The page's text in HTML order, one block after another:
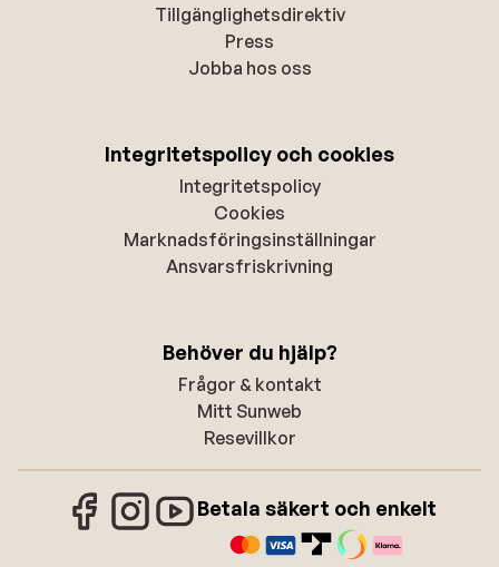
Tillgänglighetsdirektiv
Press
Jobba hos oss
Integritetspolicy och cookies
Integritetspolicy
Cookies
Marknadsföringsinställningar
Ansvarsfriskrivning
Behöver du hjälp?
Frågor & kontakt
Mitt Sunweb
Resevillkor
Betala säkert och enkelt